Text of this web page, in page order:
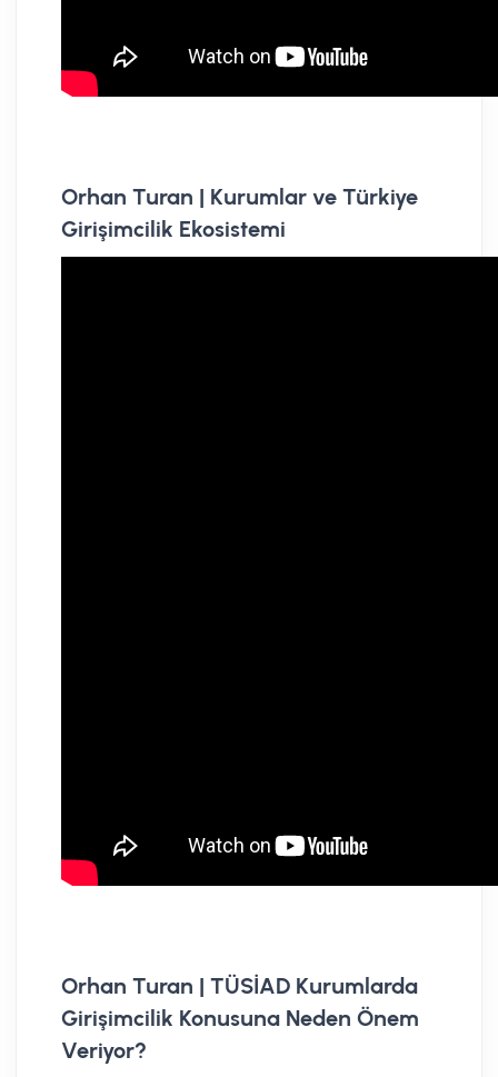
Orhan Turan | Kurumlar ve Türkiye
Girişimcilik Ekosistemi
Orhan Turan | TÜSİAD Kurumlarda
Girişimcilik Konusuna Neden Önem
Veriyor?